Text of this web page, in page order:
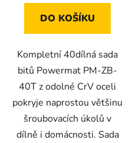
DO KOŠÍKU
Kompletní 40dílná sada
bitů Powermat PM-ZB-
40T z odolné CrV oceli
pokryje naprostou většinu
šroubovacích úkolů v
dílně i domácnosti. Sada